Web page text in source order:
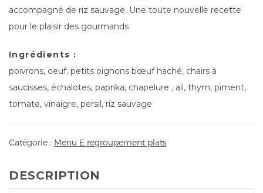
accompagné de riz sauvage. Une toute nouvelle recette
pour le plaisir des gourmands
Ingrédients :
poivrons, oeuf, petits oignons bœuf haché, chairs à
saucisses, échalotes, paprika, chapelure , ail, thym, piment,
tomate, vinaigre, persil, riz sauvage
Catégorie : Menu E regroupement plats
DESCRIPTION